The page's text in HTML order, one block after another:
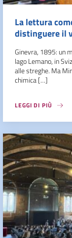
La lettura
distinguere il
Ginevra, 1895: un
lago Lemano, in
alle streghe. Ma
chimica […]
LEGGI DI PIÙ